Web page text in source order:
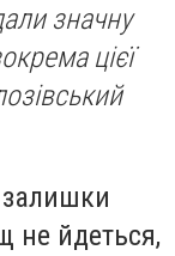
значну
цієї
не йдеться,